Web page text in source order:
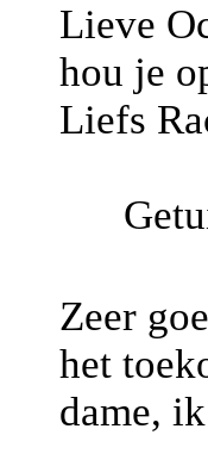
Lieve
hou je
Liefs
Zeer
het
dame,